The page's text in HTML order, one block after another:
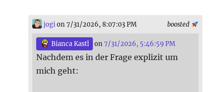
boosted
jogi on 7/31/2026, 8:07:03 PM
Bianca Kastl on7/31/2026, 5:46:59 PM
Nachdem es in der Frage explizit um
mich geht: